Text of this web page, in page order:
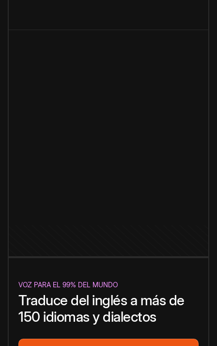
VOZ PARA EL 99% DEL MUNDO
Traduce del inglés a más de
150 idiomas y dialectos